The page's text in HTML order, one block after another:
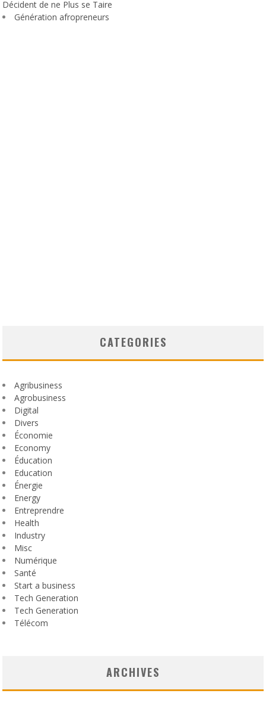
Décident de ne Plus se Taire
Génération afropreneurs
CATEGORIES
Agribusiness
Agrobusiness
Digital
Divers
Économie
Economy
Éducation
Education
Énergie
Energy
Entreprendre
Health
Industry
Misc
Numérique
Santé
Start a business
Tech Generation
Tech Generation
Télécom
ARCHIVES